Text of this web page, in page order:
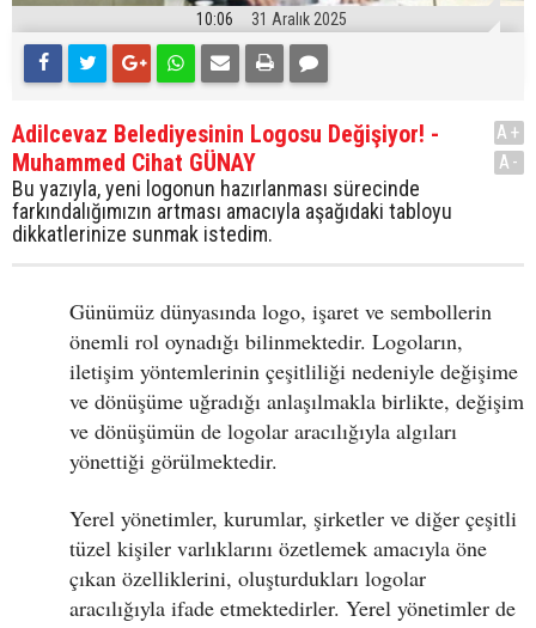
10:06 31 Aralık 2025
Adilcevaz Belediyesinin Logosu Değişiyor! -
Muhammed Cihat GÜNAY
Bu yazıyla, yeni logonun hazırlanması sürecinde
farkındalığımızın artması amacıyla aşağıdaki tabloyu
dikkatlerinize sunmak istedim.
A+
A-
Günümüz dünyasında logo, işaret ve sembollerin
önemli rol oynadığı bilinmektedir. Logoların,
iletişim yöntemlerinin çeşitliliği nedeniyle değişime
ve dönüşüme uğradığı anlaşılmakla birlikte, değişim
ve dönüşümün de logolar aracılığıyla algıları
yönettiği görülmektedir.
Yerel yönetimler, kurumlar, şirketler ve diğer çeşitli
tüzel kişiler varlıklarını özetlemek amacıyla öne
çıkan özelliklerini, oluşturdukları logolar
aracılığıyla ifade etmektedirler. Yerel yönetimler de